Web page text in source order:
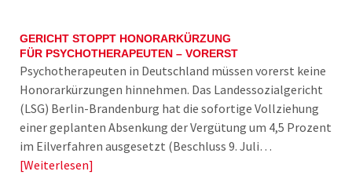
GERICHT STOPPT HONORARKÜRZUNG
FÜR PSYCHOTHERAPEUTEN – VORERST
Psychotherapeuten in Deutschland müssen vorerst keine
Honorarkürzungen hinnehmen. Das Landessozialgericht
(LSG) Berlin-Brandenburg hat die sofortige Vollziehung
einer geplanten Absenkung der Vergütung um 4,5 Prozent
im Eilverfahren ausgesetzt (Beschluss 9. Juli…
Weiterlesen